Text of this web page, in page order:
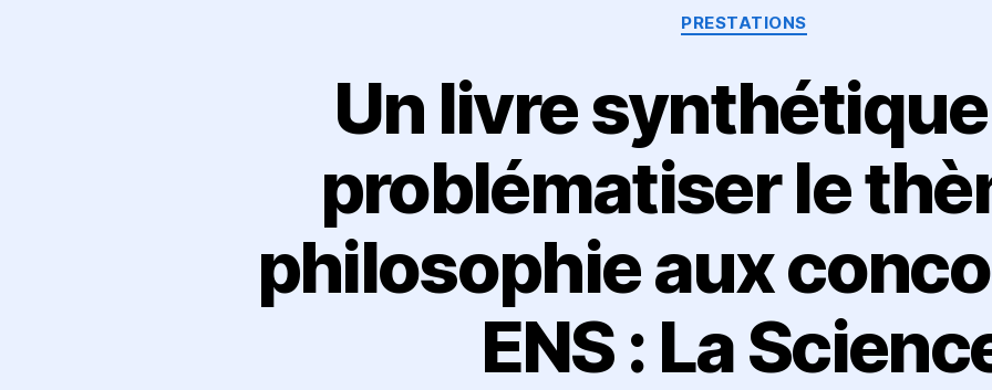
Catégories
PRESTATIONS
Un livre
problématiser le
philosophie aux
ENS : La